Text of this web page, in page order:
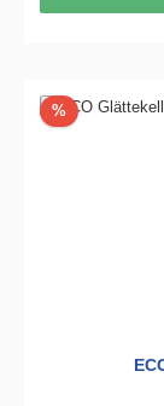
%Rabatt